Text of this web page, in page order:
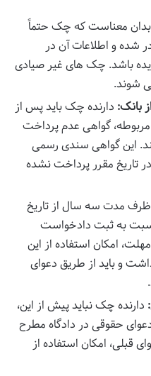
بدان معناست که چک حتماً
شده و اطلاعات آن در
باشد. چک های غیر صیادی
شوند.
بانک: دارنده چک باید پس از
گواهی عدم پرداخت
این گواهی سندی رسمی
مقرر پرداخت نشده
ظرف مدت سه سال از تاریخ
به ثبت دادخواست
امکان استفاده از این
و باید از طریق دعوای
دارنده چک نباید پیش از این،
حقوقی در دادگاه مطرح
قبلی، امکان استفاده از